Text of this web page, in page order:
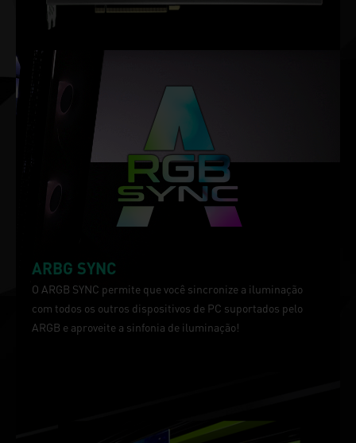
ARBG SYNC
O ARGB SYNC permite que você sincronize a iluminação
com todos os outros dispositivos de PC suportados pelo
ARGB e aproveite a sinfonia de iluminação!